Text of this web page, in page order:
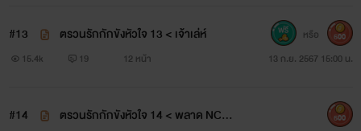
#13 ตรวนรักกักขังหัวใจ 13 < เจ้าเล่ห์
15.4k 19 12 หน้า 13 ก.ย. 2567 15:00 น.
หรือ 500
#14
ตรวนรักกักขังหัวใจ 14 < พลาด NC++
500